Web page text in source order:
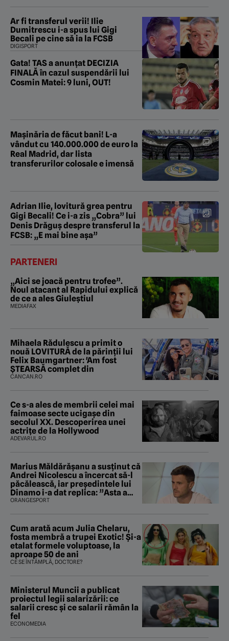
dacă își cere scuze
Ar fi transferul verii! Ilie
Dumitrescu i-a spus lui Gigi
Becali pe cine să ia la FCSB
DIGISPORT
Gata! TAS a anunțat DECIZIA
FINALĂ în cazul suspendării lui
Cosmin Matei: 9 luni, OUT!
Mașinăria de făcut bani! L-a
vândut cu 140.000.000 de euro la
Real Madrid, dar lista
transferurilor colosale e imensă
Adrian Ilie, lovitură grea pentru
Gigi Becali! Ce i-a zis „Cobra” lui
Denis Drăguș despre transferul la
FCSB: „E mai bine așa”
PARTENERI
„Aici se joacă pentru trofee”.
Noul atacant al Rapidului explică
de ce a ales Giuleștiul
MEDIAFAX
Mihaela Rădulescu a primit o
nouă LOVITURĂ de la părinții lui
Felix Baumgartner: 'Am fost
ȘTEARSĂ complet din
CANCAN.RO
Ce s-a ales de membrii celei mai
faimoase secte ucigașe din
secolul XX. Descoperirea unei
actrițe de la Hollywood
ADEVARUL.RO
Marius Măldărăşanu a susţinut că
Andrei Nicolescu a încercat să-l
păcălească, iar preşedintele lui
Dinamo i-a dat replica: ”Asta a
fost istoria”
ORANGESPORT
Cum arată acum Julia Chelaru,
fosta membră a trupei Exotic! Și-a
etalat formele voluptoase, la
aproape 50 de ani
CE SE ÎNTÂMPLĂ, DOCTORE?
Ministerul Muncii a publicat
proiectul legii salarizării: ce
salarii cresc și ce salarii rămân la
fel
ECONOMEDIA